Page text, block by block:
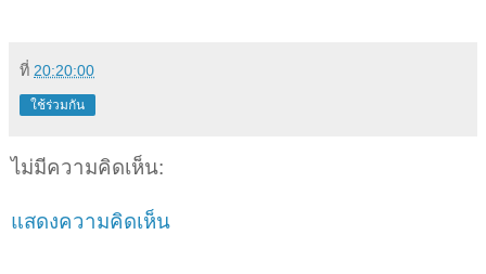
ที่ 20:20:00
ใช้ร่วมกัน
ไม่มีความคิดเห็น:
แสดงความคิดเห็น